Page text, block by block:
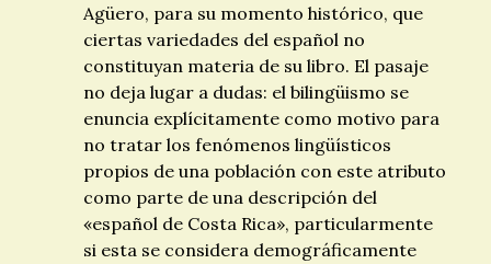
Agüero, para su momento histórico, que
ciertas variedades del español no
constituyan materia de su libro. El pasaje
no deja lugar a dudas: el bilingüismo se
enuncia explícitamente como motivo para
no tratar los fenómenos lingüísticos
propios de una población con este atributo
como parte de una descripción del
«español de Costa Rica», particularmente
si esta se considera demográficamente